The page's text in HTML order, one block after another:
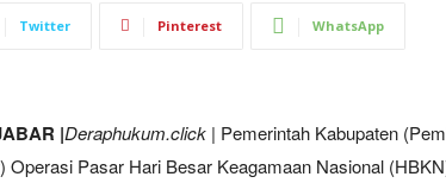
Twitter Pinterest WhatsApp
|Deraphukum.click | Pemerintah Kabupaten
Operasi Pasar Hari Besar Keagamaan Nasional